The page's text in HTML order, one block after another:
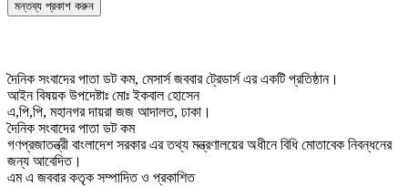
দৈনিক সংবাদের পাতা ডট কম, মেসার্স জববার ট্রেডার্স এর একটি প্রতিষ্ঠান।
আইন বিষয়ক উপদেষ্টাঃ মোঃ ইকবাল হোসেন
এ,পি,পি, মহানগর দায়রা জজ আদালত, ঢাকা।
দৈনিক সংবাদের পাতা ডট কম
গণপ্রজাতন্ত্রী বাংলাদেশ সরকার এর তথ্য মন্ত্রণালয়ের অধীনে বিধি মোতাবেক নিবন্ধনের
জন্য আবেদিত।
এম এ জববার কতৃক সম্পাদিত ও প্রকাশিত